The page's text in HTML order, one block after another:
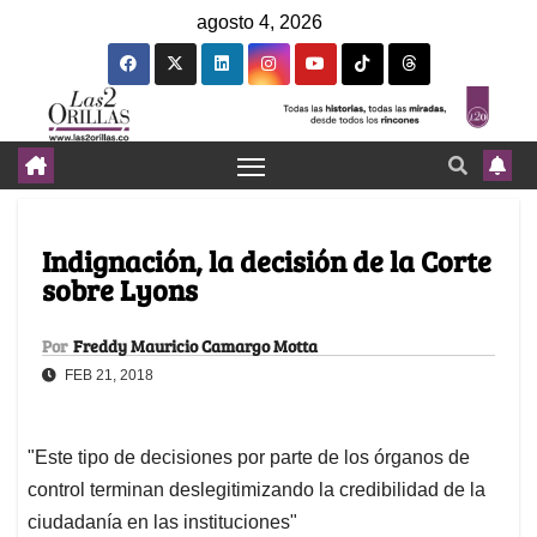
agosto 4, 2026
Indignación, la decisión de la Corte
sobre Lyons
Por Freddy Mauricio Camargo Motta
FEB 21, 2018
"Este tipo de decisiones por parte de los órganos de
control terminan deslegitimizando la credibilidad de la
ciudadanía en las instituciones"